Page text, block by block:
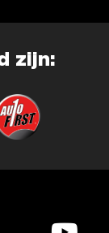
zijn: